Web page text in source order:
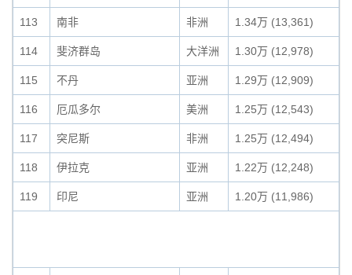
113 南非 非洲 1.34万 (13,361)
114 斐济群岛 大洋洲 1.30万 (12,978)
115 不丹 亚洲 1.29万 (12,909)
116 厄瓜多尔 美洲 1.25万 (12,543)
117 突尼斯 非洲 1.25万 (12,494)
118 伊拉克 亚洲 1.22万 (12,248)
119 印尼 亚洲 1.20万 (11,986)